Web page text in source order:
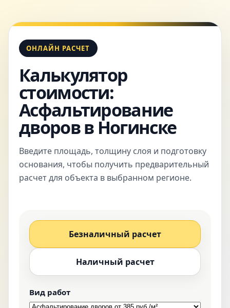
ОНЛАЙН РАСЧЕТ
Калькулятор
стоимости:
Асфальтирование
дворов в Ногинске
Введите площадь, толщину слоя и подготовку
основания, чтобы получить предварительный
расчет для объекта в выбранном регионе.
Безналичный расчет
Наличный расчет
Вид работ